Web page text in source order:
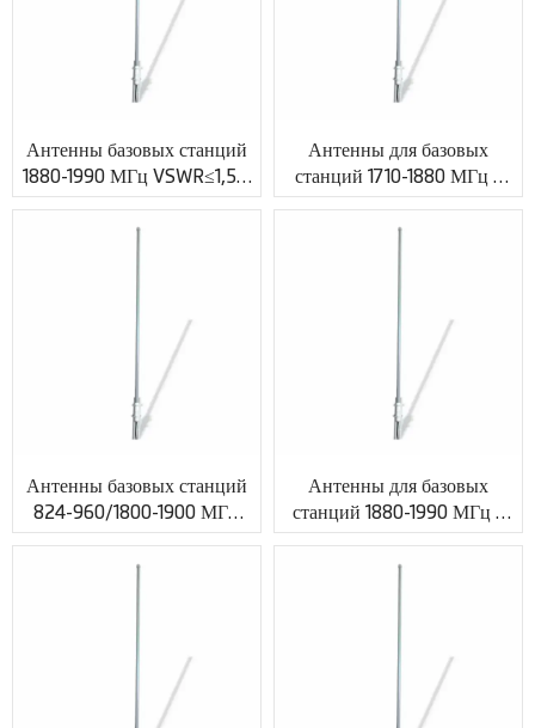
Антенны базовых станций
1880-1990 МГц VSWR≤1,5 с
коаксиальным кабелем
XMR-PV015
Антенны для базовых
станций 1710-1880 МГц с
усилением 6 дБи и
разъемом N XMR-PV016
Антенны базовых станций
824-960/1800-1900 МГц
VSWR≤1,5 с
индивидуальным
Антенны для базовых
станций 1880-1990 МГц с
усилением 10 дБи и
разъемом N Jack XMR-